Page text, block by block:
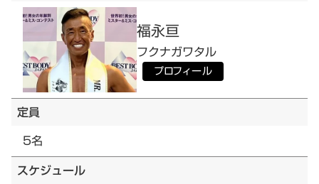
福永亘
フクナガワタル
プロフィール
定員
5名
スケジュール